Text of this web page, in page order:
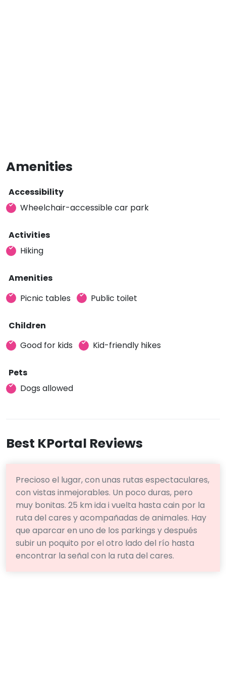
Amenities
Accessibility
Wheelchair-accessible car park
Activities
Hiking
Amenities
Picnic tables
Public toilet
Children
Good for kids
Kid-friendly hikes
Pets
Dogs allowed
Best KPortal Reviews
Precioso el lugar, con unas rutas espectaculares,
con vistas inmejorables. Un poco duras, pero
muy bonitas. 25 km ida i vuelta hasta cain por la
ruta del cares y acompañadas de animales. Hay
que aparcar en uno de los parkings y después
subir un poquito por el otro lado del río hasta
encontrar la señal con la ruta del cares.